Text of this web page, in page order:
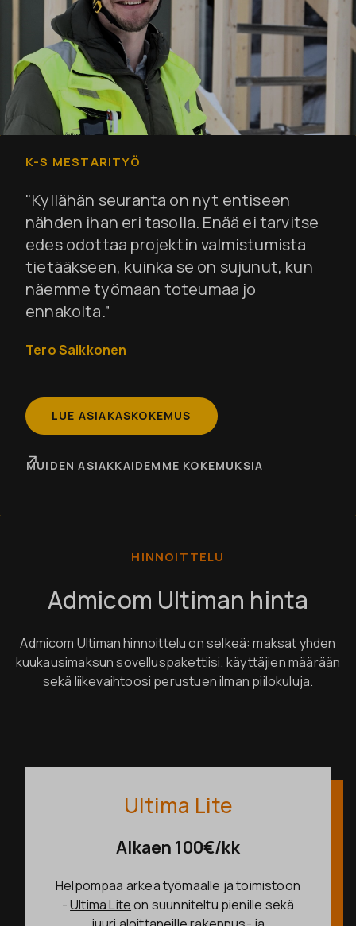
K-S MESTARITYÖ
"Kyllähän seuranta on nyt entiseen
nähden ihan eri tasolla. Enää ei tarvitse
edes odottaa projektin valmistumista
tietääkseen, kuinka se on sujunut, kun
näemme työmaan toteumaa jo
ennakolta.”
Tero Saikkonen
LUE ASIAKASKOKEMUS
MUIDEN ASIAKKAIDEMME KOKEMUKSIA
HINNOITTELU
Admicom Ultiman hinta
Admicom Ultiman hinnoittelu on selkeä: maksat yhden
kuukausimaksun sovelluspakettiisi, käyttäjien määrään
sekä liikevaihtoosi perustuen ilman piilokuluja.
Ultima Lite
Alkaen 100€/kk
Helpompaa arkea työmaalle ja toimistoon
-Ultima Liteon suunniteltu pienille sekä